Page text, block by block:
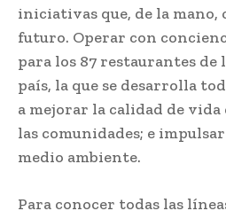
iniciativas que, de la mano,
futuro. Operar con
para los 87 restaurantes de
país, la que se desarrolla
a mejorar la calidad de
las comunidades; e
medio ambiente.
Para conocer todas las